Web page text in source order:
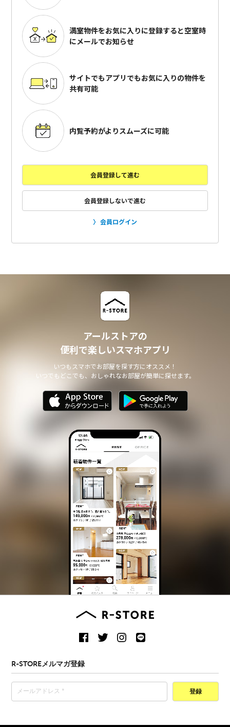
満室物件をお気に入りに登録すると空室時
にメールでお知らせ
サイトでもアプリでもお気に入りの物件を
共有可能
内覧予約がよりスムーズに可能
会員登録して進む
会員登録しないで進む
会員ログイン
アールストアの
便利で楽しいスマホアプリ
いつもスマホでお部屋を探す方にオススメ！
いつでもどこでも、おしゃれなお部屋が簡単に探せます。
R-STOREメルマガ登録
登録